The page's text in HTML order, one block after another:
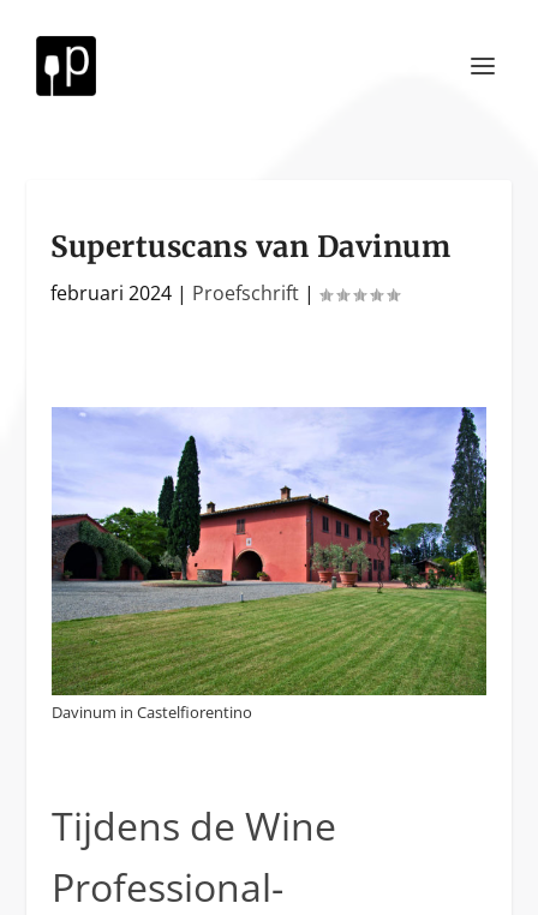
Supertuscans van Davinum
februari 2024 | Proefschrift |
Davinum in Castelfiorentino
Tijdens de Wine
Professional-